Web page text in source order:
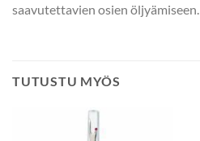
saavutettavien osien öljyämiseen.
TUTUSTU MYÖS